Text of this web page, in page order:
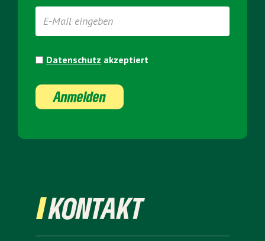
Datenschutz akzeptiert
Anmelden
KONTAKT